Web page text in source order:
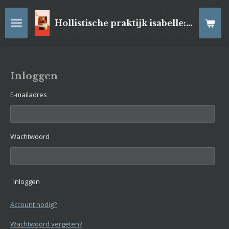
Ga
direct
Hollistische praktijk isabelle: online Kaartleggingen/ Reiki-behandelingen, Relaxatiemassage's , self- made juwelen, spirituele artikelen
Inloggen
E-mailadres
Wachtwoord
Inloggen
Account nodig?
Wachtwoord vergeten?